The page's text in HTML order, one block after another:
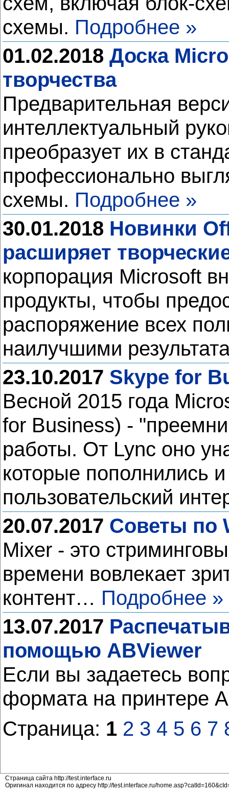
схемы. Подробнее »
01.02.2018 Доска
творчества
Предварительная
интеллектуальный
преобразует их в
профессионально
схемы. Подробнее »
30.01.2018 Новинки
расширяет
корпорация Microsoft
продукты, чтобы
распоряжение всех
наилучшими
23.10.2017 Skype for
Весной 2015 года
for Business) -
работы. От Lync оно
которые пополнились
пользовательский
20.07.2017 Советы по
Mixer - это
времени вовлекает
контент… Подробнее »
13.07.2017
помощью ABViewer
Если вы задаетесь
формата на принтере
Страница: 1 2 3 4 5 6 7
Страница сайта http://test.interface.ru
Оригинал находится по адресу http://test.interface.ru/